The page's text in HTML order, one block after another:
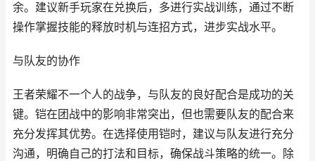
余。建议新手玩家在兑换后，多进行实战训练，通过不断
操作掌握技能的释放时机与连招方式，进步实战水平。
与队友的协作
王者荣耀不一个人的战争，与队友的良好配合是成功的关
键。铠在团战中的影响非常突出，但也需要队友的配合来
充分发挥其优势。在选择使用铠时，建议与队友进行充分
沟通，明确自己的打法和目标，确保战斗策略的统一。除